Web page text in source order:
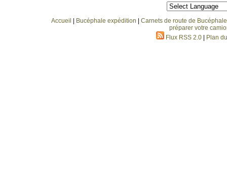
Accueil Bucéphale expédition
Carnets de route de
préparer votre
Flux RSS 2.0
Plan